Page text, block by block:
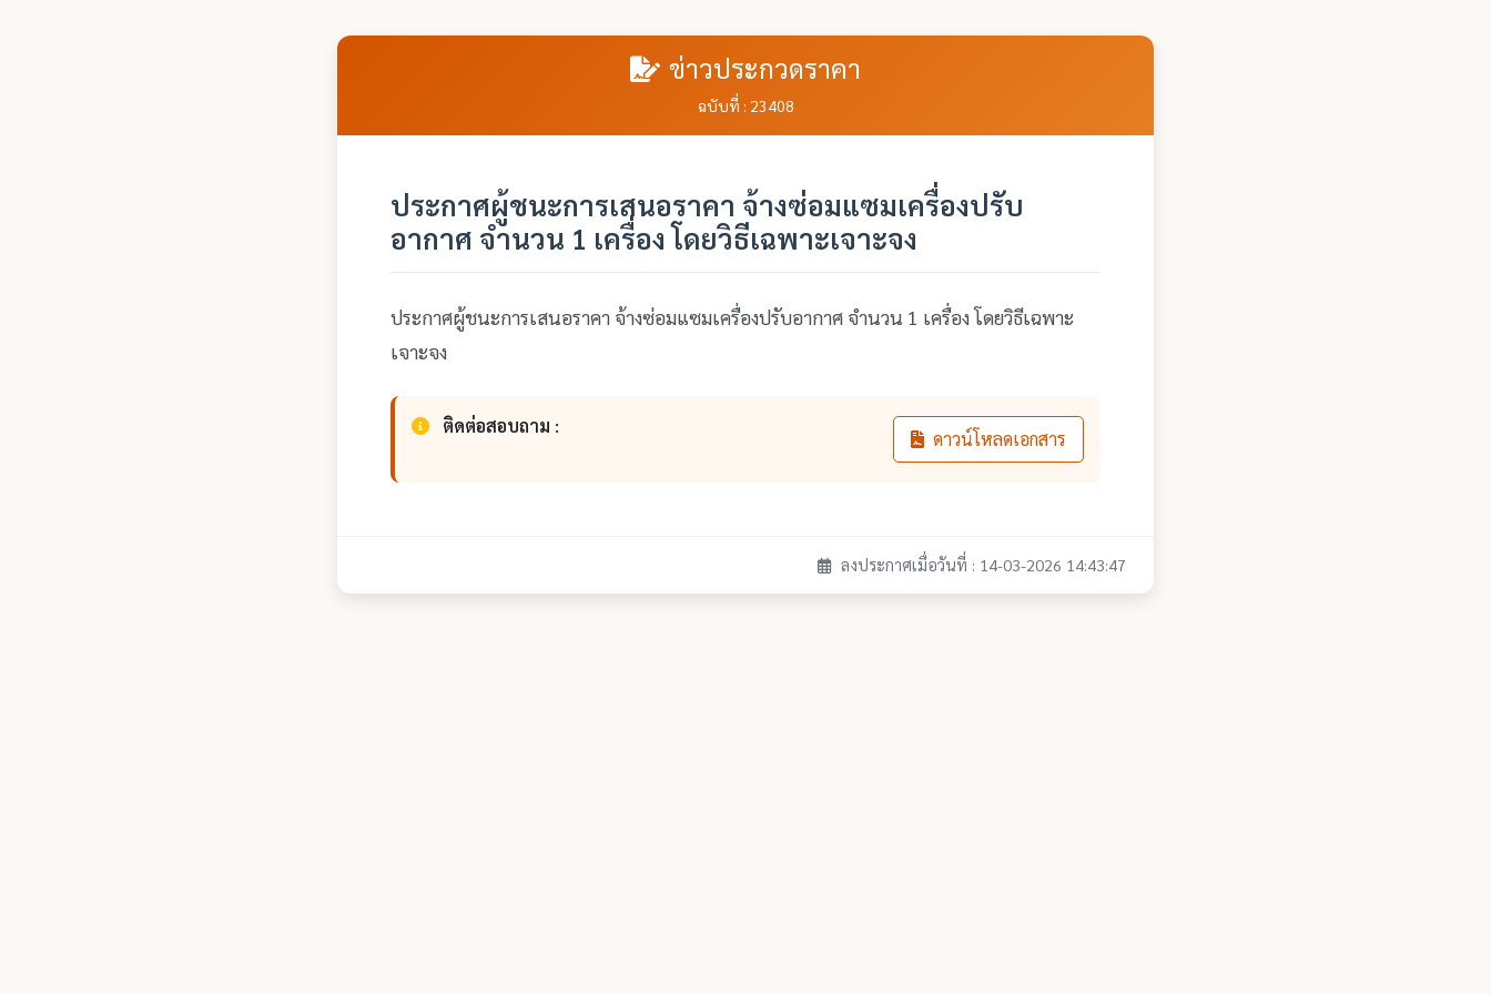
ข่าวประกวดราคา
ฉบับที่ : 23408
ประกาศผู้ชนะการเสนอราคา จ้างซ่อมแซมเครื่องปรับ
อากาศ จำนวน 1 เครื่อง โดยวิธีเฉพาะเจาะจง
ประกาศผู้ชนะการเสนอราคา จ้างซ่อมแซมเครื่องปรับอากาศ จำนวน 1 เครื่อง โดยวิธีเฉพาะ
เจาะจง
ติดต่อสอบถาม :
ดาวน์โหลดเอกสาร
ลงประกาศเมื่อวันที่ : 14-03-2026 14:43:47